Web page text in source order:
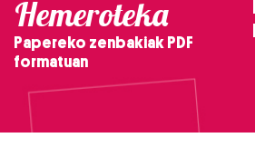
Hemeroteka
Papereko zenbakiak PDF
formatuan